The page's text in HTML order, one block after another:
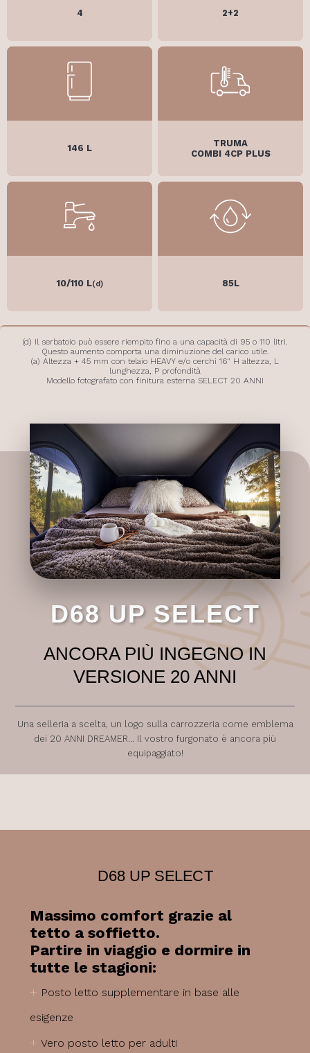
4 2+2
146 L
TRUMA
COMBI 4CP PLUS
10/110 L(d) 85L
(d) Il serbatoio può essere riempito fino a una capacità di 95 o 110 litri.
Questo aumento comporta una diminuzione del carico utile.
(a) Altezza + 45 mm con telaio HEAVY e/o cerchi 16" H altezza, L
lunghezza, P profondità
Modello fotografato con finitura esterna SELECT 20 ANNI
D68 UP SELECT
ANCORA PIÙ INGEGNO IN
VERSIONE 20 ANNI
Una selleria a scelta, un logo sulla carrozzeria come emblema
dei 20 ANNI DREAMER... Il vostro furgonato è ancora più
equipaggiato!
D68 UP SELECT
Massimo comfort grazie al
tetto a soffietto.
Partire in viaggio e dormire in
tutte le stagioni:
+ Posto letto supplementare in base alle
esigenze
+ Vero posto letto per adulti